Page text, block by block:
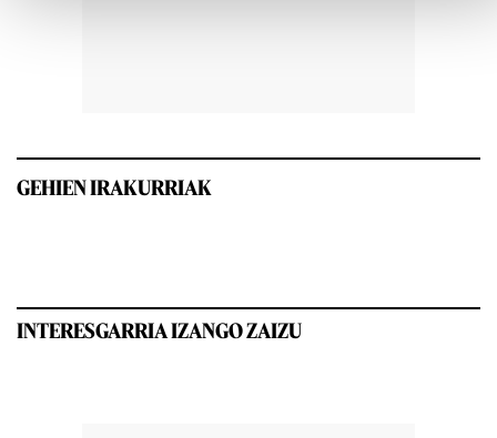
GEHIEN IRAKURRIAK
INTERESGARRIA IZANGO ZAIZU